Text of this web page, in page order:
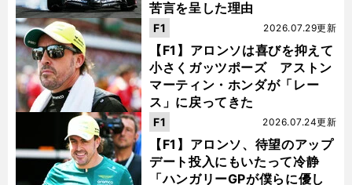
苦言を呈した理由
【F1】アロンソは喜びを抑えて
小さくガッツポーズ アストン
マーティン・ホンダが「レー
ス」に戻ってきた
2026.07.29更新
F1
【F1】アロンソ、待望のアップ
デート投入にもいたって冷静
「ハンガリーGPが僕らに優し
2026.07.24更新
F1